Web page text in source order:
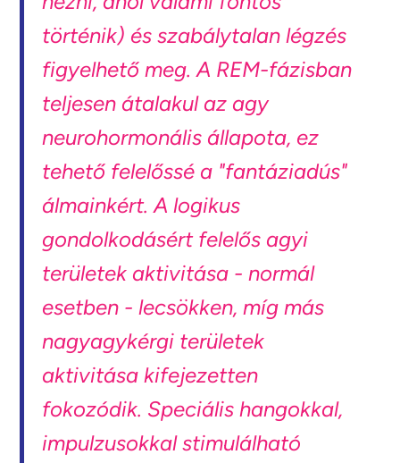
történik) és szabálytalan légzés
figyelhető meg. A REM-fázisban
teljesen átalakul az agy
neurohormonális állapota, ez
tehető felelőssé a "fantáziadús"
álmainkért. A logikus
gondolkodásért felelős agyi
területek aktivitása - normál
esetben - lecsökken, míg más
nagyagykérgi területek
aktivitása kifejezetten
fokozódik. Speciális hangokkal,
impulzusokkal stimulálható